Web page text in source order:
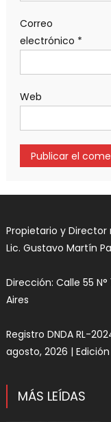
Correo
electrónico *
Web
Propietario y Director
Lic. Gustavo Martín
Dirección: Calle 55 N°
Aires
Registro DNDA RL-
agosto, 2026 |
MÁS LEÍDAS